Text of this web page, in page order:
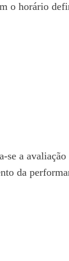
o horário
a
da